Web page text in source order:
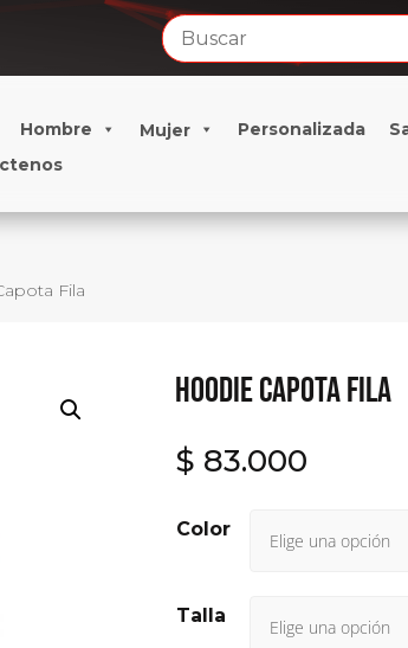
Hombre Mujer Personalizada
Fila
Hoodie Capota Fila
$ 83.000
Color
Talla